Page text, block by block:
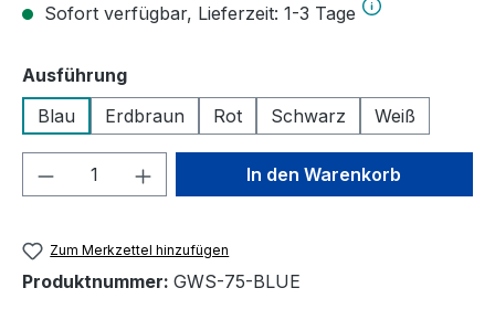
Sofort verfügbar, Lieferzeit: 1-3 Tage
Ausführungauswählen
Blau
Erdbraun Rot Schwarz Weiß
Produkt Anzahl: Gib denIn den Warenkorb
Zum Merkzettel hinzufügen
Produktnummer: GWS-75-BLUE